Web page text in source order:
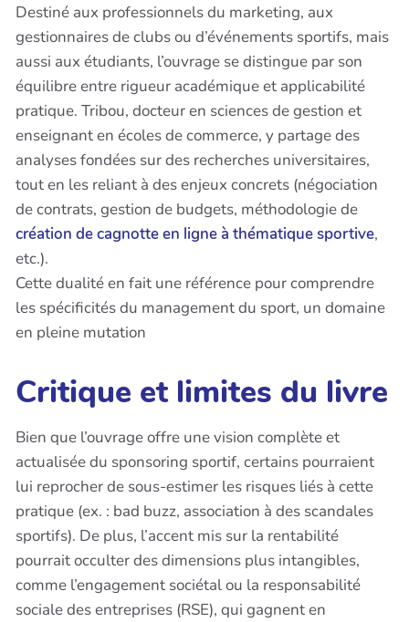
Destiné aux professionnels du marketing, aux
gestionnaires de clubs ou d’événements sportifs, mais
aussi aux étudiants, l’ouvrage se distingue par son
équilibre entre rigueur académique et applicabilité
pratique. Tribou, docteur en sciences de gestion et
enseignant en écoles de commerce, y partage des
analyses fondées sur des recherches universitaires,
tout en les reliant à des enjeux concrets (négociation
de contrats, gestion de budgets, méthodologie de
création de cagnotte en ligne à thématique sportive,
etc.).
Cette dualité en fait une référence pour comprendre
les spécificités du management du sport, un domaine
en pleine mutation
Critique et limites du livre
Bien que l’ouvrage offre une vision complète et
actualisée du sponsoring sportif, certains pourraient
lui reprocher de sous-estimer les risques liés à cette
pratique (ex. : bad buzz, association à des scandales
sportifs). De plus, l’accent mis sur la rentabilité
pourrait occulter des dimensions plus intangibles,
comme l’engagement sociétal ou la responsabilité
sociale des entreprises (RSE), qui gagnent en